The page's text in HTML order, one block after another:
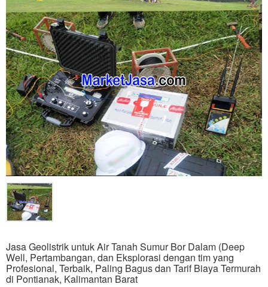
Jasa Geolistrik untuk Air Tanah Sumur Bor Dalam (Deep
Well, Pertambangan, dan Eksplorasi dengan tim yang
Profesional, Terbaik, Paling Bagus dan Tarif Biaya Termurah
di Pontianak, Kalimantan Barat